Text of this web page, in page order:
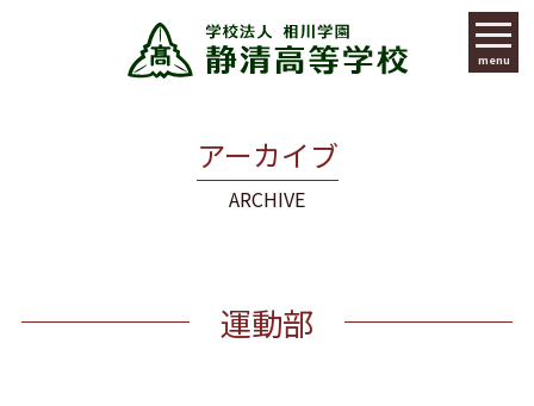
menu
アーカイブ
ARCHIVE
運動部